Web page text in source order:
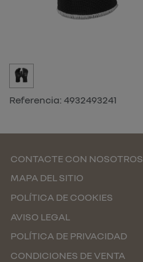
Referencia: 4932493241
CONTACTE CON NOSOTROS
MAPA DEL SITIO
POLÍTICA DE COOKIES
AVISO LEGAL
POLÍTICA DE PRIVACIDAD
CONDICIONES DE VENTA